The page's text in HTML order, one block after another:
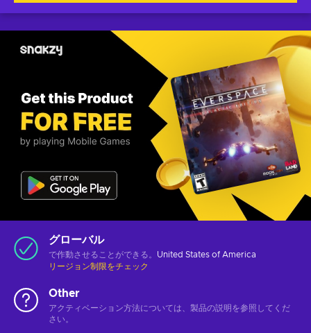
グローバル
で作動させることができる。 United States of America
リージョン制限をチェック
Other
アクティベーション方法については、製品の説明を参照してくだ
さい。